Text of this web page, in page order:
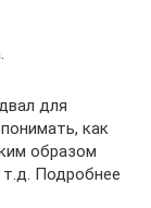
для
как
образом
Подробнее